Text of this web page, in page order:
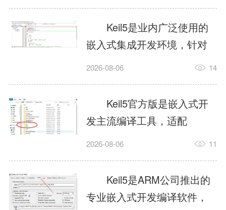
这样？因为AI，就是个只会
耍嘴皮子的书呆子。它脑子
里有海量知识，但没有真正
激发出来实力。而
AgentSkill，就是给AI大脑装
上的一双机械手，它真的能
解决很多问题。1什么是
AgentSkillSkill指...
Keil5是业内广泛使用的
嵌入式集成开发环境，针对
ARM、51内核单片机提供编
力，代码编译稳定，调试工
具成熟，大量开源项目基于
该平台开发。新项目需要单
独下载对应芯片支持包，新
手配置难度较高，正版商业
授权费用不菲，未授权版本
存在程序容量限制，适合硬
2026-08-06 14
Keil5官方版是嵌入式开
发主流编译工具，适配
STM32、51单片机等多款芯
在线调试、代码仿真，兼容
众多厂商芯片安装包。软件
需要手动添加器件库，初次
2026-08-06 11
Keil5是ARM公司推出的
专业嵌入式开发编译软件，